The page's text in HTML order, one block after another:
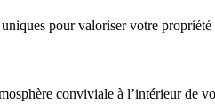
pour valoriser votre propriété
conviviale à l’intérieur de